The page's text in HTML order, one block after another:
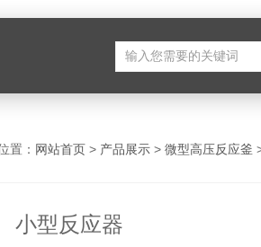
置： 网站首页 > 产品展示 > 微型高压反应釜
小型反应器